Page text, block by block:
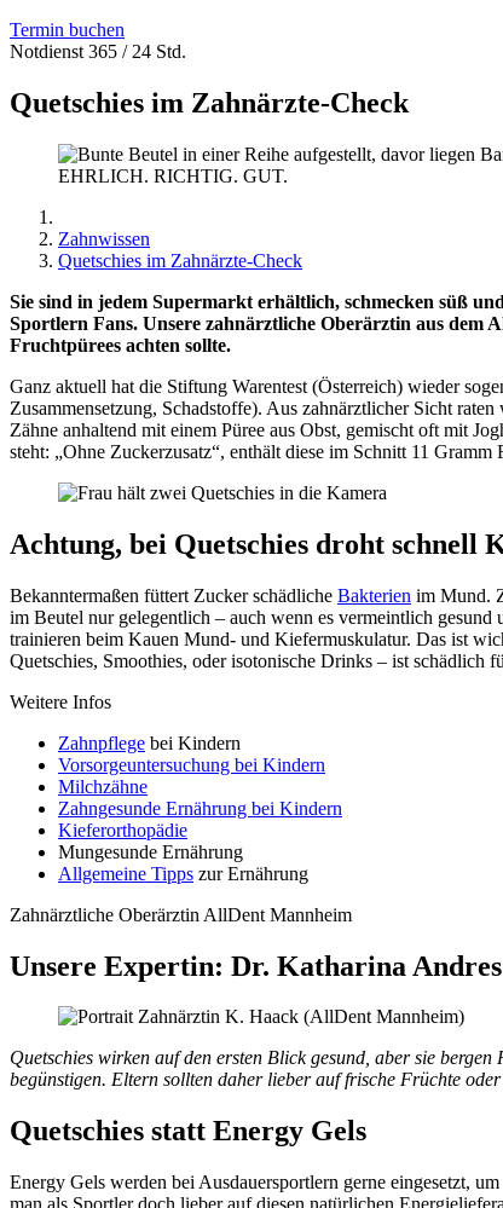
Termin buchen
Notdienst 365 / 24 Std.
Quetschies im Zahnärzte-Check
EHRLICH. RICHTIG. GUT.
Zahnwissen
Quetschies im Zahnärzte-Check
Sie sind in jedem Supermarkt erhältlich, schmecken süß
Sportlern Fans. Unsere zahnärztliche Oberärztin aus
Fruchtpürees achten sollte.
Ganz aktuell hat die Stiftung Warentest (Österreich) wieder
Zusammensetzung, Schadstoffe). Aus zahnärztlicher Sicht
Zähne anhaltend mit einem Püree aus Obst, gemischt oft mit
steht: „Ohne Zuckerzusatz“, enthält diese im Schnitt 11
Achtung, bei Quetschies droht schnell
Bekanntermaßen füttert Zucker schädliche Bakterien im Mund.
im Beutel nur gelegentlich – auch wenn es vermeintlich gesund
trainieren beim Kauen Mund- und Kiefermuskulatur. Das ist
Quetschies, Smoothies, oder isotonische Drinks – ist schädlich
Weitere Infos
Zahnpflege bei Kindern
Vorsorgeuntersuchung bei Kindern
Milchzähne
Zahngesunde Ernährung bei Kindern
Kieferorthopädie
Mungesunde Ernährung
Allgemeine Tipps zur Ernährung
Zahnärztliche Oberärztin AllDent Mannheim
Unsere Expertin: Dr. Katharina Andres
Quetschies wirken auf den ersten Blick gesund, aber sie
begünstigen. Eltern sollten daher lieber auf frische Früchte
Quetschies statt Energy Gels
Energy Gels werden bei Ausdauersportlern gerne eingesetzt,